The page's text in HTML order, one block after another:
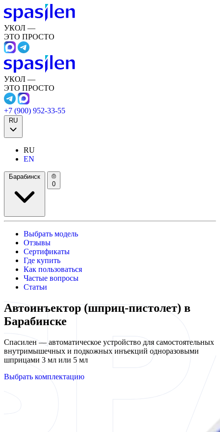
УКОЛ —
ЭТО ПРОСТО
УКОЛ —
ЭТО ПРОСТО
+7 (900) 952-33-55
RU
RU
EN
Барабинск
0
Выбрать модель
Отзывы
Сертификаты
Где купить
Как пользоваться
Частые вопросы
Статьи
Автоинъектор (шприц-пистолет) в
Барабинске
Спасилен — автоматическое устройство для самостоятельных
внутримышечных и подкожных инъекций одноразовыми
шприцами 3 мл или 5 мл
Выбрать комплектацию